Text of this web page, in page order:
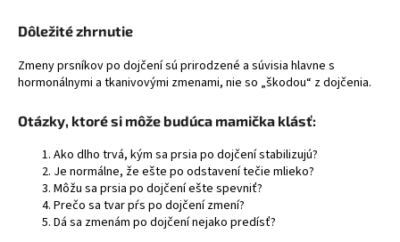
Dôležité zhrnutie
Zmeny prsníkov po dojčení sú prirodzené a súvisia hlavne s
hormonálnymi a tkanivovými zmenami, nie so „škodou“ z dojčenia.
Otázky, ktoré si môže budúca mamička klásť:
Ako dlho trvá, kým sa prsia po dojčení stabilizujú?
Je normálne, že ešte po odstavení tečie mlieko?
Môžu sa prsia po dojčení ešte spevniť?
Prečo sa tvar pŕs po dojčení zmení?
Dá sa zmenám po dojčení nejako predísť?